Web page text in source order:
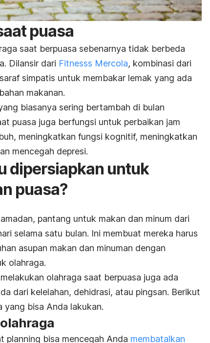
puasa
saat berpuasa sebenarnya tidak berbeda
Dilansir dari Fitnesss Mercola, kombinasi dari
simpatis untuk membakar lemak yang ada
makanan.
biasanya sering bertambah di bulan
puasa juga berfungsi untuk perbaikan jam
meningkatkan fungsi kognitif, meningkatkan
mencegah depresi.
dipersiapkan untuk
puasa?
pantang untuk makan dan minum dari
selama satu bulan. Ini membuat mereka harus
asupan makan dan minuman dengan
olahraga.
olahraga saat berpuasa juga ada
dari kelelahan, dehidrasi, atau pingsan. Berikut
yang bisa Anda lakukan.
planning bisa mencegah Anda membatalkan